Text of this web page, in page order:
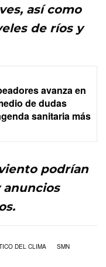
así como
de ríos y
avanza en
de dudas
sanitaria más
podrían
DEL CLIMA SMN